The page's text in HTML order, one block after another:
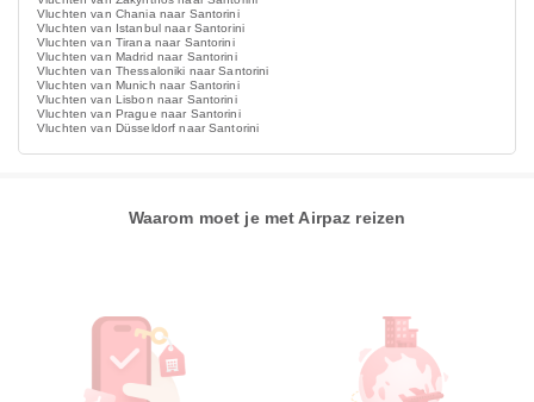
Vluchten van Chania naar Santorini
Vluchten van Istanbul naar Santorini
Vluchten van Tirana naar Santorini
Vluchten van Madrid naar Santorini
Vluchten van Thessaloniki naar Santorini
Vluchten van Munich naar Santorini
Vluchten van Lisbon naar Santorini
Vluchten van Prague naar Santorini
Vluchten van Düsseldorf naar Santorini
Waarom moet je met Airpaz reizen